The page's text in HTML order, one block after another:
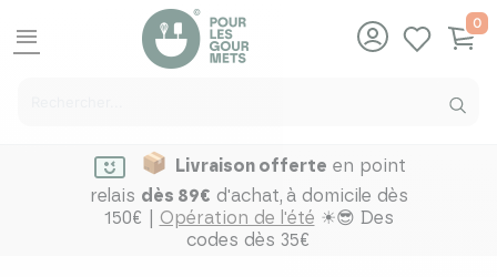
menu
0
Livraison offerte en point
relais dès 89€ d'achat, à domicile dès
150€ | Opération de l'été ☀😎 Des
codes dès 35€